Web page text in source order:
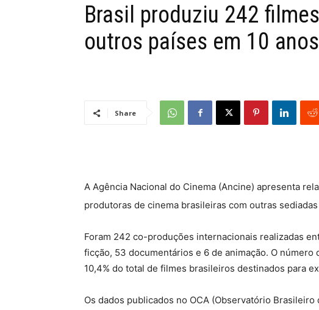
Brasil produziu 242
outros países em 10 anos
Share
A Agência Nacional do Cinema (Ancine) apresenta
produtoras de cinema brasileiras com outras
Foram 242 co-produções internacionais realizadas
ficção, 53 documentários e 6 de animação. O
10,4% do total de filmes brasileiros destinados para
Os dados publicados no OCA (Observatório